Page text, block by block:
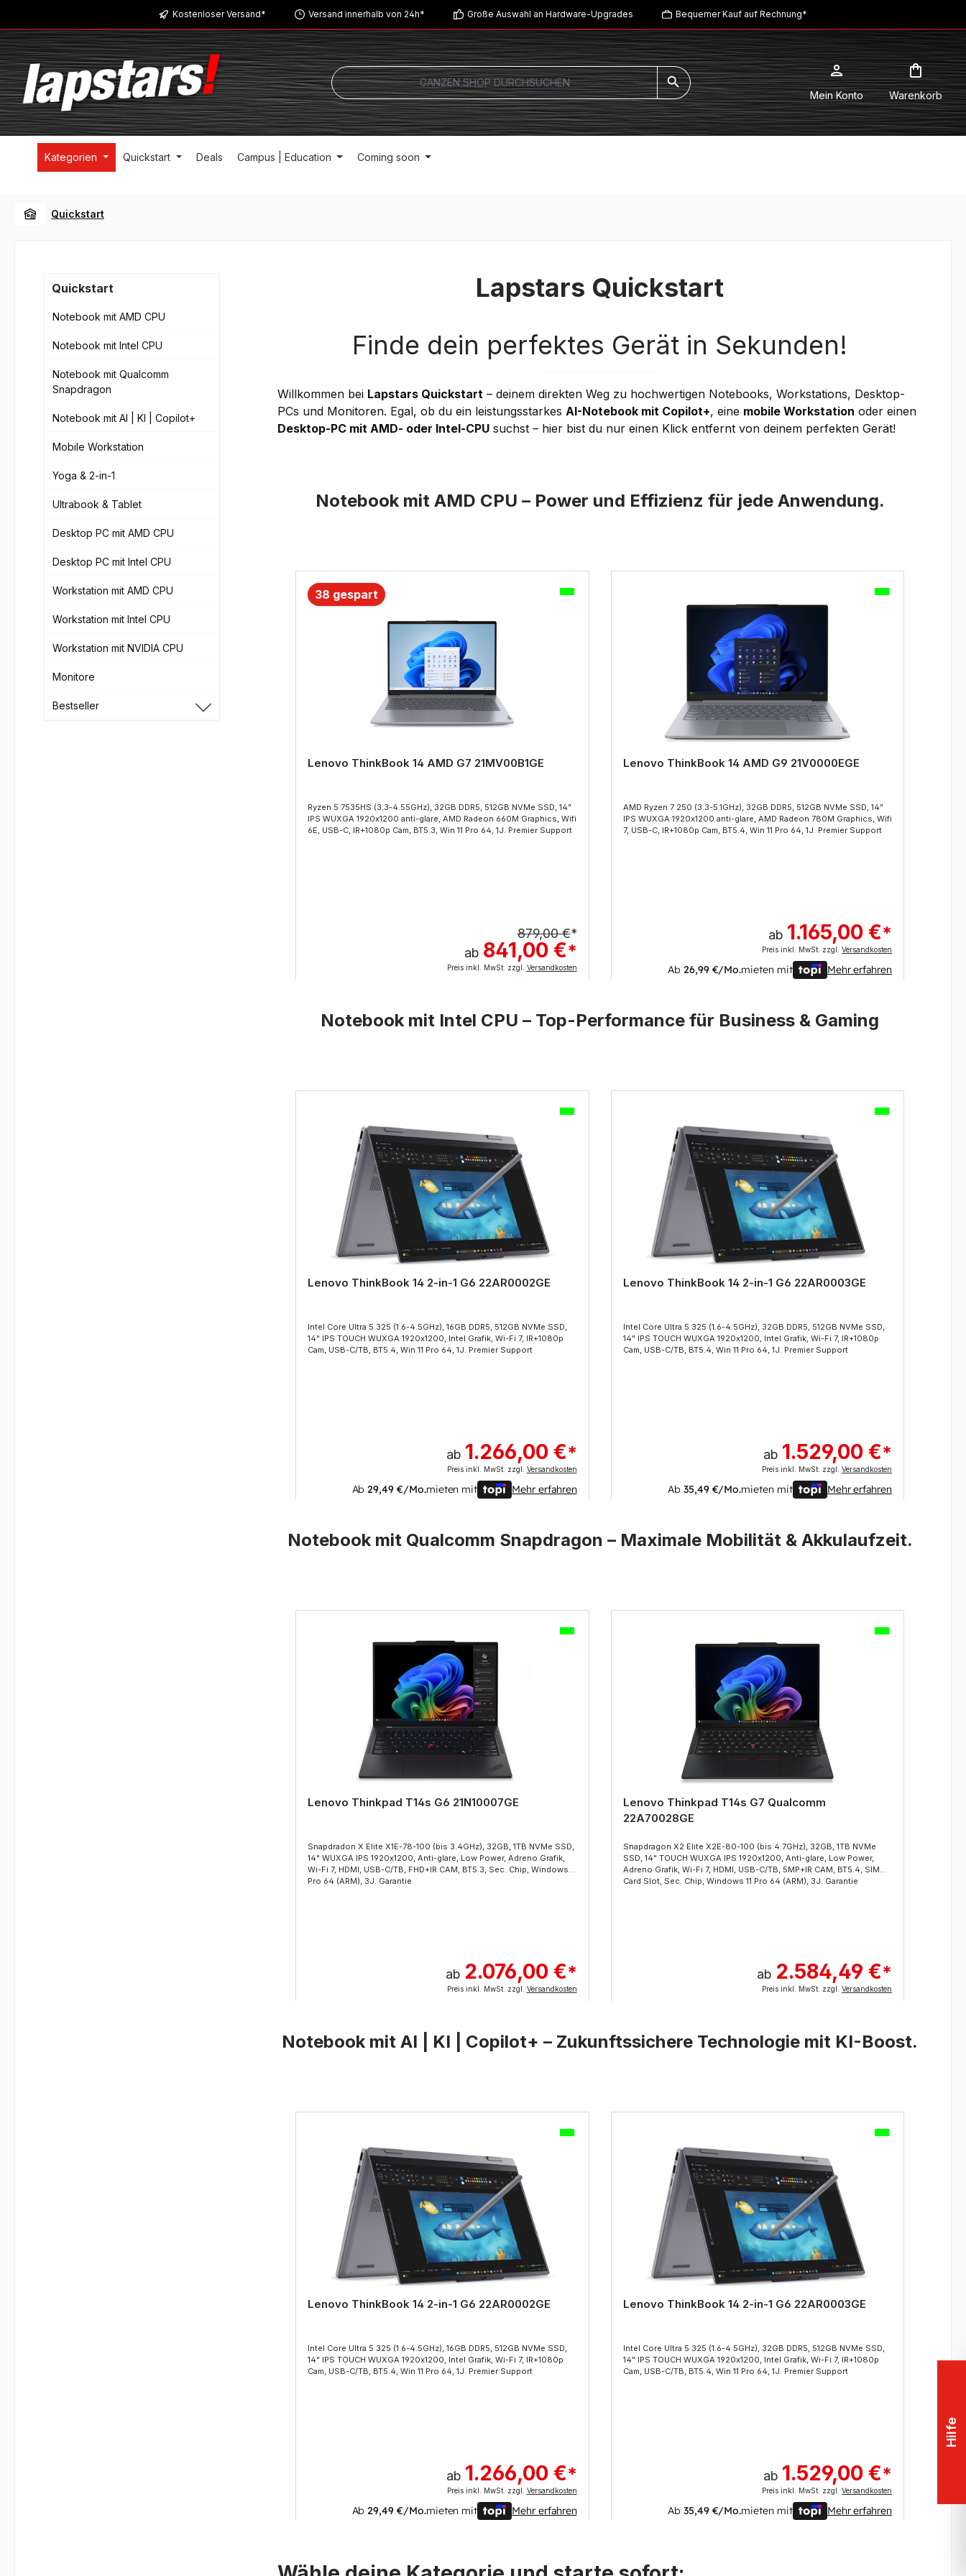
Zur Hauptnavigation springenKostenloser Versand* Versand innerhalb von 24h* Große Auswahl an Hardware-Upgrades Bequemer Kauf auf Rechnung*
Mein Konto Warenkorb
Kategorien Quickstart Deals Campus | Education Coming soon
Quickstart
Quickstart
Notebook mit AMD CPU
Notebook mit Intel CPU
Notebook mit Qualcomm
Snapdragon
Notebook mit AI | KI | Copilot+
Mobile Workstation
Yoga & 2-in-1
Ultrabook & Tablet
Desktop PC mit AMD CPU
Desktop PC mit Intel CPU
Workstation mit AMD CPU
Workstation mit Intel CPU
Workstation mit NVIDIA CPU
Monitore
Bestseller
Lapstars Quickstart
Finde dein perfektes Gerät in Sekunden!
Willkommen bei Lapstars Quickstart – deinem direkten Weg zu hochwertigen Notebooks, Workstations, Desktop-
PCs und Monitoren. Egal, ob du ein leistungsstarkes AI-Notebook mit Copilot+, eine mobile Workstation oder einen
Desktop-PC mit AMD- oder Intel-CPU suchst – hier bist du nur einen Klick entfernt von deinem perfekten Gerät!
Notebook mit AMD CPU – Power und Effizienz für jede Anwendung.
38 gespart
Lenovo ThinkBook 14 AMD G7 21MV00B1GE
Ryzen 5 7535HS (3.3-4.55GHz), 32GB DDR5, 512GB NVMe SSD, 14”
IPS WUXGA 1920x1200 anti-glare, AMD Radeon 660M Graphics, Wifi
6E, USB-C, IR+1080p Cam, BT5.3, Win 11 Pro 64, 1J. Premier Support
879,00 €*
ab 841,00 €*
Preis inkl. MwSt. zzgl. Versandkosten
Lenovo ThinkBook 14 AMD G9 21V0000EGE
AMD Ryzen 7 250 (3.3-5.1GHz), 32GB DDR5, 512GB NVMe SSD, 14”
IPS WUXGA 1920x1200 anti-glare, AMD Radeon 780M Graphics, Wifi
7, USB-C, IR+1080p Cam, BT5.4, Win 11 Pro 64, 1J. Premier Support
ab 1.165,00 €*
Preis inkl. MwSt. zzgl. Versandkosten
Ab 26,99 €/Mo.mieten mit Mehr erfahren
Notebook mit Intel CPU – Top-Performance für Business & Gaming
Lenovo ThinkBook 14 2-in-1 G6 22AR0002GE
Intel Core Ultra 5 325 (1.6-4.5GHz), 16GB DDR5, 512GB NVMe SSD,
14" IPS TOUCH WUXGA 1920x1200, Intel Grafik, Wi-Fi 7, IR+1080p
Cam, USB-C/TB, BT5.4, Win 11 Pro 64, 1J. Premier Support
ab 1.266,00 €*
Preis inkl. MwSt. zzgl. Versandkosten
Ab29,49 €/Mo.mieten mit Mehr erfahren
Lenovo ThinkBook 14 2-in-1 G6 22AR0003GE
Intel Core Ultra 5 325 (1.6-4.5GHz), 32GB DDR5, 512GB NVMe SSD,
14" IPS TOUCH WUXGA 1920x1200, Intel Grafik, Wi-Fi 7, IR+1080p
Cam, USB-C/TB, BT5.4, Win 11 Pro 64, 1J. Premier Support
ab 1.529,00 €*
Preis inkl. MwSt. zzgl. Versandkosten
Ab 35,49 €/Mo.mieten mit Mehr erfahren
Notebook mit Qualcomm Snapdragon – Maximale Mobilität & Akkulaufzeit.
Lenovo Thinkpad T14s G6 21N10007GE
Snapdradon X Elite X1E-78-100 (bis 3.4GHz), 32GB, 1TB NVMe SSD,
14" WUXGA IPS 1920x1200, Anti-glare, Low Power, Adreno Grafik,
Wi-Fi 7, HDMI, USB-C/TB, FHD+IR CAM, BT5.3, Sec. Chip, Windows 11
Pro 64 (ARM), 3J. Garantie
ab 2.076,00 €*
Preis inkl. MwSt. zzgl. Versandkosten
Lenovo Thinkpad T14s G7 Qualcomm
22A70028GE
Snapdragon X2 Elite X2E-80-100 (bis 4.7GHz), 32GB, 1TB NVMe
SSD, 14" TOUCH WUXGA IPS 1920x1200, Anti-glare, Low Power,
Adreno Grafik, Wi-Fi 7, HDMI, USB-C/TB, 5MP+IR CAM, BT5.4, SIM
Card Slot, Sec. Chip, Windows 11 Pro 64 (ARM), 3J. Garantie
ab 2.584,49 €*
Preis inkl. MwSt. zzgl. Versandkosten
Notebook mit AI | KI | Copilot+ – Zukunftssichere Technologie mit KI-Boost.
Lenovo ThinkBook 14 2-in-1 G6 22AR0002GE
Intel Core Ultra 5 325 (1.6-4.5GHz), 16GB DDR5, 512GB NVMe SSD,
14" IPS TOUCH WUXGA 1920x1200, Intel Grafik, Wi-Fi 7, IR+1080p
Cam, USB-C/TB, BT5.4, Win 11 Pro 64, 1J. Premier Support
ab 1.266,00 €*
Preis inkl. MwSt. zzgl. Versandkosten
Ab29,49 €/Mo.mieten mit Mehr erfahren
Lenovo ThinkBook 14 2-in-1 G6 22AR0003GE
Intel Core Ultra 5 325 (1.6-4.5GHz), 32GB DDR5, 512GB NVMe SSD,
14" IPS TOUCH WUXGA 1920x1200, Intel Grafik, Wi-Fi 7, IR+1080p
Cam, USB-C/TB, BT5.4, Win 11 Pro 64, 1J. Premier Support
ab 1.529,00 €*
Preis inkl. MwSt. zzgl. Versandkosten
Ab 35,49 €/Mo.mieten mit Mehr erfahren
14"
Hilfe